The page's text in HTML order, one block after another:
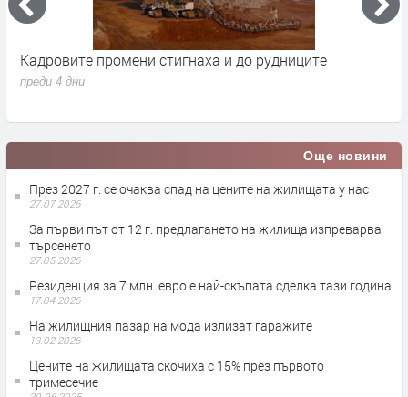
Кадровите промени стигнаха и до рудниците
преди 4 дни
Още новини
През 2027 г. се очаква спад на цените на жилищата у нас
27.07.2026
За първи път от 12 г. предлагането на жилища изпреварва
търсенето
27.05.2026
Резиденция за 7 млн. евро е най-скъпата сделка тази година
17.04.2026
На жилищния пазар на мода излизат гаражите
13.02.2026
Цените на жилищата скочиха с 15% през първото
тримесечие